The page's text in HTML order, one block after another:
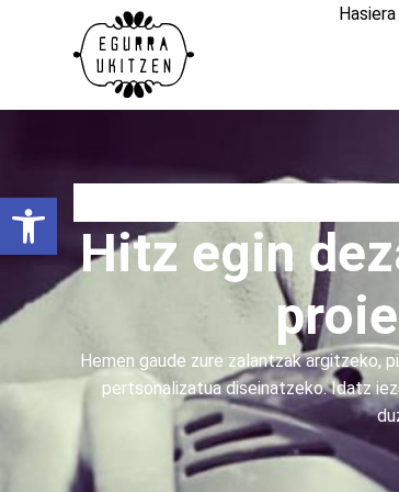
Hasiera
Hitz egin
Hemen gaude zure zalantzak argitzeko,
pertsonalizatua diseinatzeko. Idatz
Open toolbar